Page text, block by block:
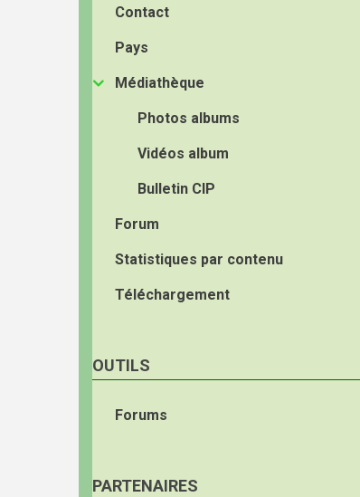
Contact
Pays
Médiathèque
Photos albums
Vidéos album
Bulletin CIP
Forum
Statistiques par contenu
Téléchargement
OUTILS
Forums
PARTENAIRES